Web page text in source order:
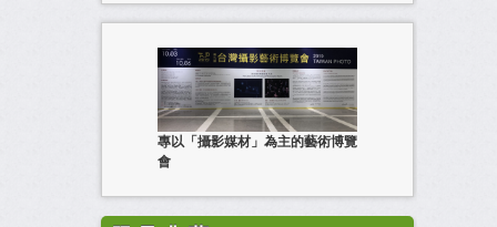
專以「攝影媒材」為主的藝術博覽
會